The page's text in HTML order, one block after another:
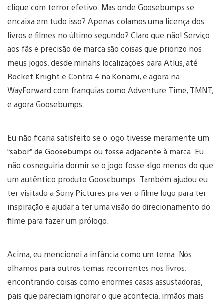
clique com terror efetivo. Mas onde Goosebumps se
encaixa em tudo isso? Apenas colamos uma licença dos
livros e filmes no último segundo? Claro que não! Serviço
aos fãs e precisão de marca são coisas que priorizo nos
meus jogos, desde minahs localizações para Atlus, até
Rocket Knight e Contra 4 na Konami, e agora na
WayForward com franquias como Adventure Time, TMNT,
e agora Goosebumps.
Eu não ficaria satisfeito se o jogo tivesse meramente um
“sabor” de Goosebumps ou fosse adjacente à marca. Eu
não cosneguiria dormir se o jogo fosse algo menos do que
um autêntico produto Goosebumps. Também ajudou eu
ter visitado a Sony Pictures pra ver o filme logo para ter
inspiração e ajudar a ter uma visão do direcionamento do
filme para fazer um prólogo.
Acima, eu mencionei a infância como um tema. Nós
olhamos para outros temas recorrentes nos livros,
encontrando coisas como enormes casas assustadoras,
pais que pareciam ignorar o que acontecia, irmãos mais